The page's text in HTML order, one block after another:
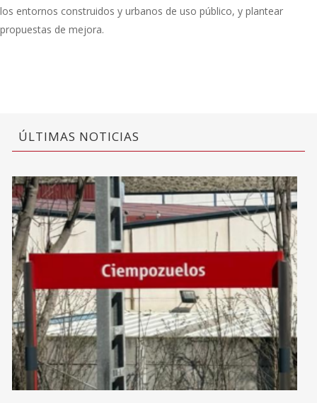
los entornos construidos y urbanos de uso público, y plantear
propuestas de mejora.
ÚLTIMAS NOTICIAS